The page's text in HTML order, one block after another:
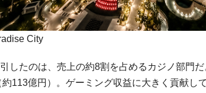
City
したのは、売上の約8割を占めるカジノ部門
約113億円）。ゲーミング収益に大きく貢献し